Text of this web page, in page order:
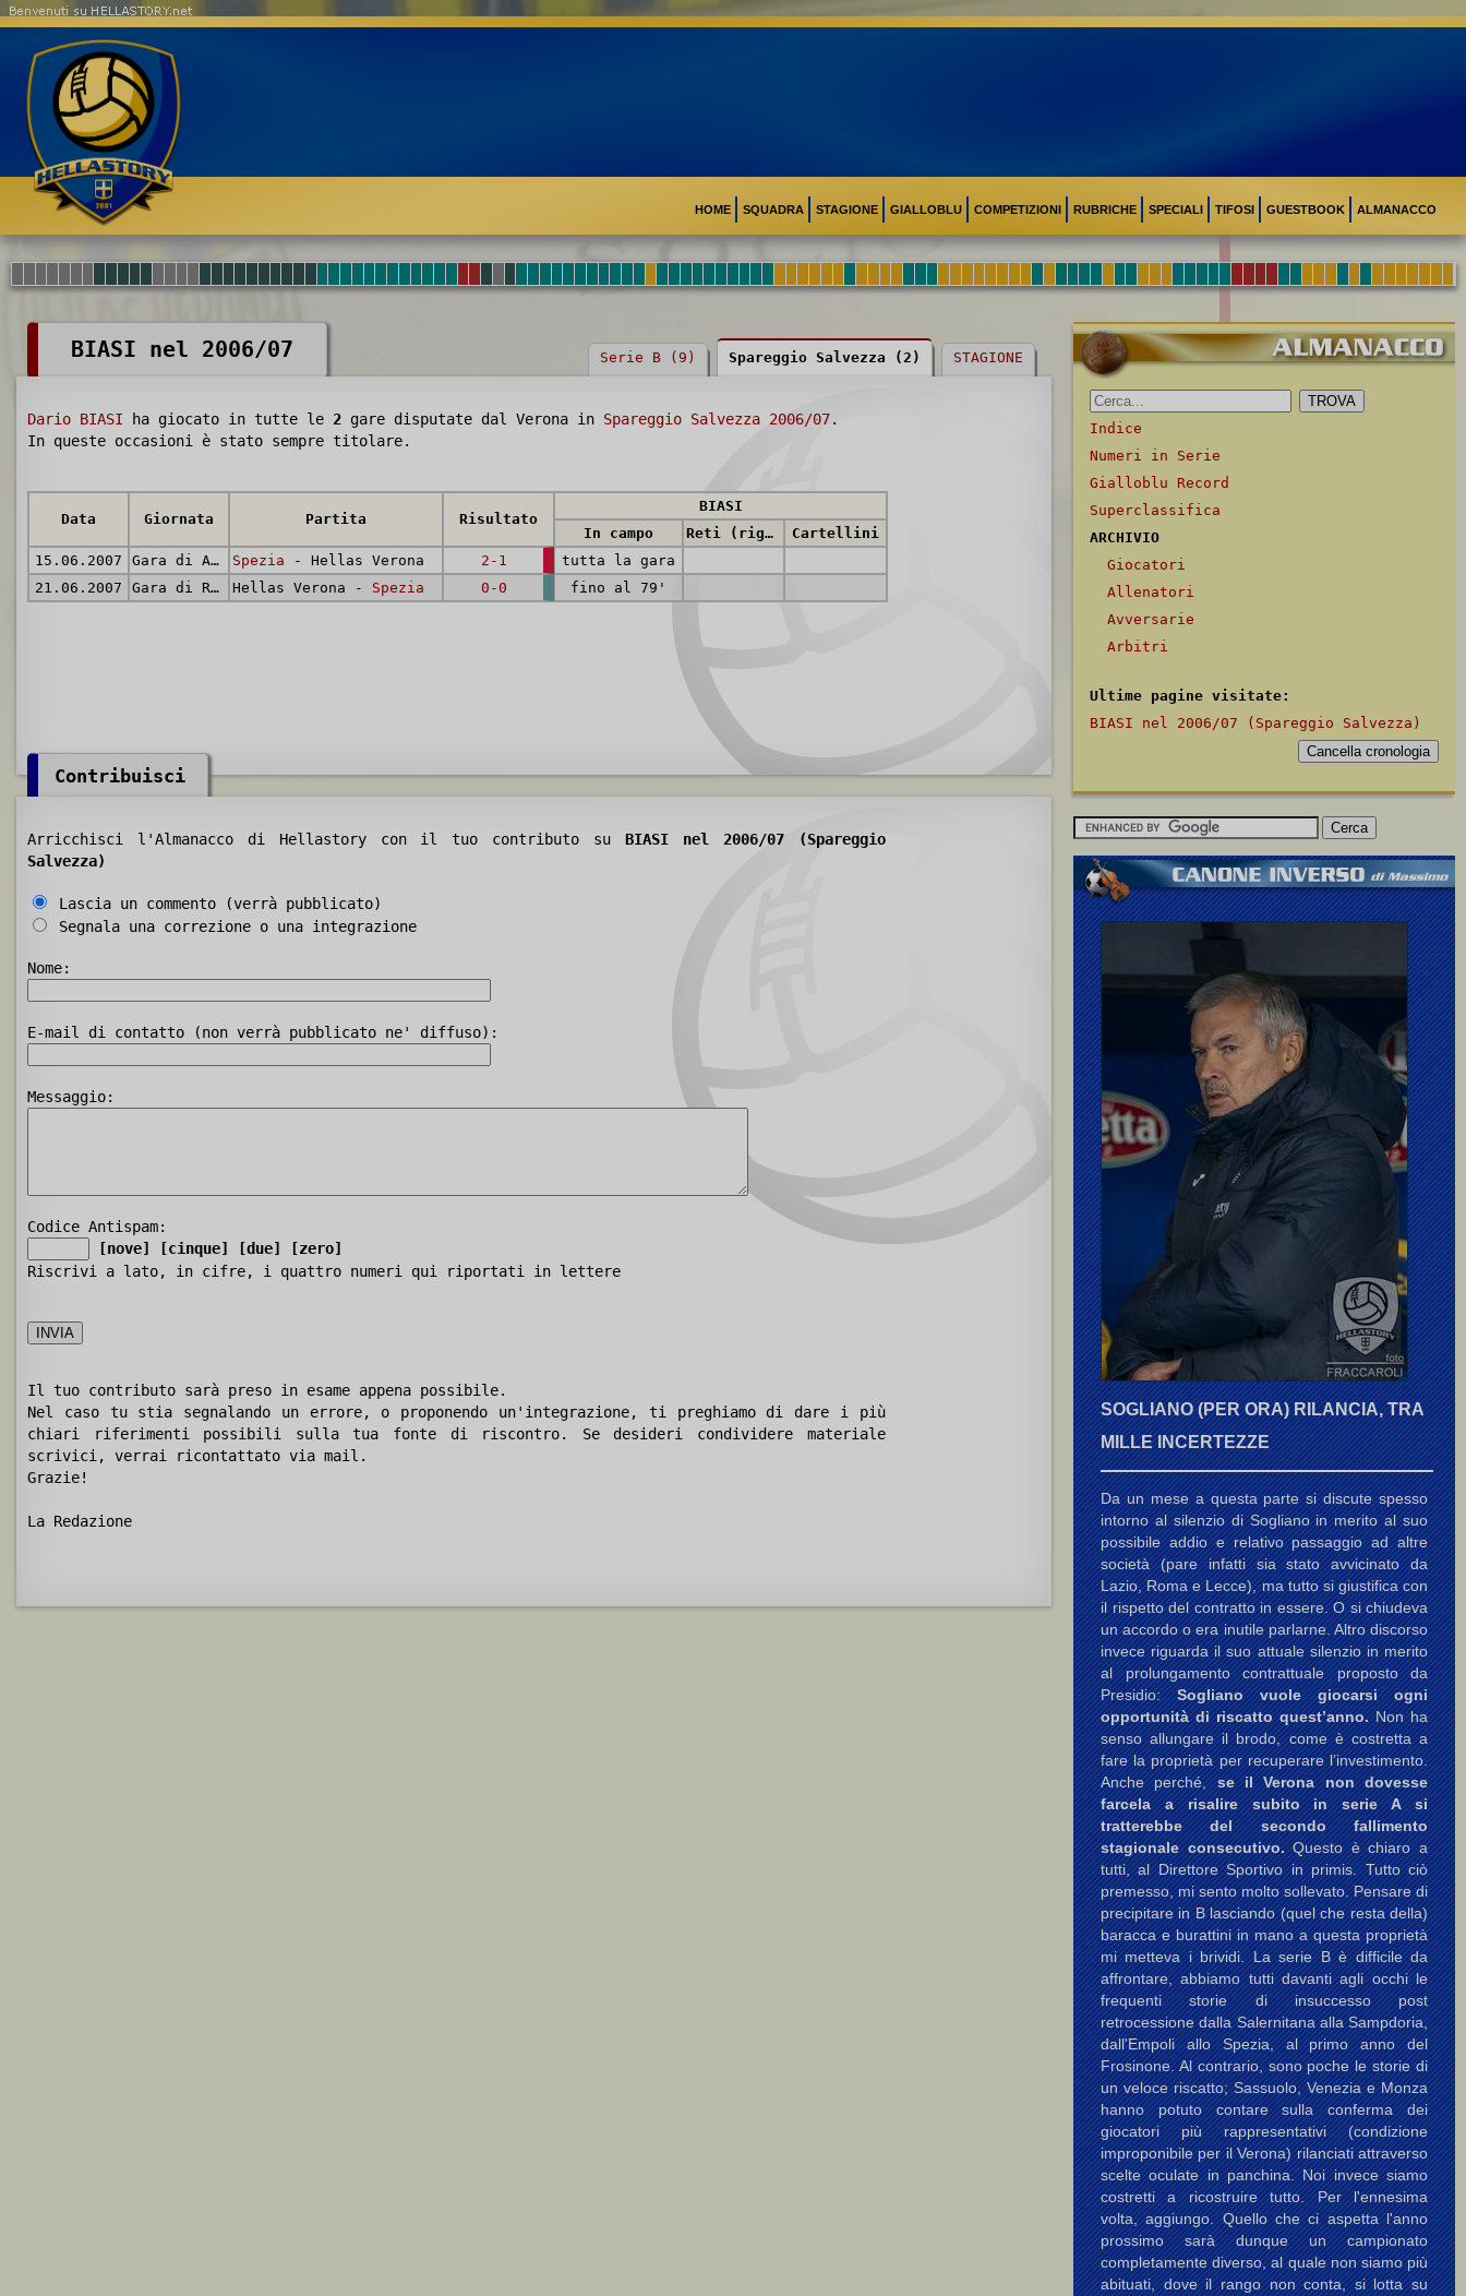
HOME SQUADRA STAGIONE GIALLOBLU COMPETIZIONI RUBRICHE SPECIALI TIFOSI GUESTBOOK ALMANACCO
Benvenuti su HELLASTORY.net
BIASI nel 2006/07 Serie B (9) Spareggio Salvezza (2) STAGIONE
Dario BIASI ha giocato in tutte le 2 gare disputate dal Verona in Spareggio Salvezza 2006/07.
In queste occasioni è stato sempre titolare.
Data Giornata Partita Risultato
BIASI
In campo
Reti (rig.)
Cartellini
15.06.2007
Gara di Andata Spezia - Hellas Verona 2-1
tutta la gara
21.06.2007
Gara di Ritorno Hellas Verona - Spezia 0-0 fino al 79'
Contribuisci
Arricchisci l'Almanacco di Hellastory con il tuo contributo su BIASI nel 2006/07 (Spareggio
Salvezza)
Lascia un commento (verrà pubblicato)
Segnala una correzione o una integrazione
Nome:
E-mail di contatto (non verrà pubblicato ne' diffuso):
Messaggio:
Codice Antispam:
[nove]
[cinque] [due]
[zero]
Riscrivi a lato, in cifre, i quattro numeri qui riportati in lettere
Il tuo contributo sarà preso in esame appena possibile.
Nel caso tu stia segnalando un errore, o proponendo un'integrazione, ti preghiamo di dare i più
chiari riferimenti possibili sulla tua fonte di riscontro. Se desideri condividere materiale
scrivici, verrai ricontattato via mail.
Grazie!
La Redazione
Indice
Numeri in Serie
Gialloblu Record
Superclassifica
ARCHIVIO
Giocatori
Allenatori
Avversarie
Arbitri
Ultime pagine visitate:
BIASI nel 2006/07 (Spareggio Salvezza)
SOGLIANO (PER ORA) RILANCIA, TRA
MILLE INCERTEZZE
Da un mese a questa parte si discute spesso
intorno al silenzio di Sogliano in merito al suo
possibile addio e relativo passaggio ad altre
società (pare infatti sia stato avvicinato da
Lazio, Roma e Lecce), ma tutto si giustifica con
il rispetto del contratto in essere. O si chiudeva
un accordo o era inutile parlarne. Altro discorso
invece riguarda il suo attuale silenzio in merito
al prolungamento contrattuale proposto da
Presidio:Sogliano vuole giocarsi ogni
opportunità di riscatto quest’anno.Non ha
senso allungare il brodo, come è costretta a
fare la proprietà per recuperare l’investimento.
Anche perché,se il Verona non dovesse
farcela a risalire subito in serie A si
tratterebbe del secondo fallimento
stagionale consecutivo.Questo è chiaro a
tutti, al Direttore Sportivo in primis. Tutto ciò
premesso, mi sento molto sollevato. Pensare di
precipitare in B lasciando (quel che resta della)
baracca e burattini in mano a questa proprietà
mi metteva i brividi. La serie B è difficile da
affrontare, abbiamo tutti davanti agli occhi le
frequenti storie di insuccesso post
retrocessione dalla Salernitana alla Sampdoria,
dall'Empoli allo Spezia, al primo anno del
Frosinone. Al contrario, sono poche le storie di
un veloce riscatto; Sassuolo, Venezia e Monza
hanno potuto contare sulla conferma dei
giocatori più rappresentativi (condizione
improponibile per il Verona) rilanciati attraverso
scelte oculate in panchina. Noi invece siamo
costretti a ricostruire tutto. Per l'ennesima
volta, aggiungo. Quello che ci aspetta l'anno
prossimo sarà dunque un campionato
completamente diverso, al quale non siamo più
abituati, dove il rango non conta, si lotta su